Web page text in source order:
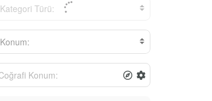
Kategori Türü:
Konum: